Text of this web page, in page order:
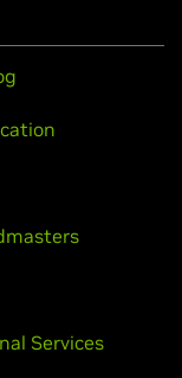
Services